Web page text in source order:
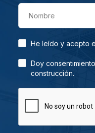
Nombre
He leído y acepto
Doy
construcción.